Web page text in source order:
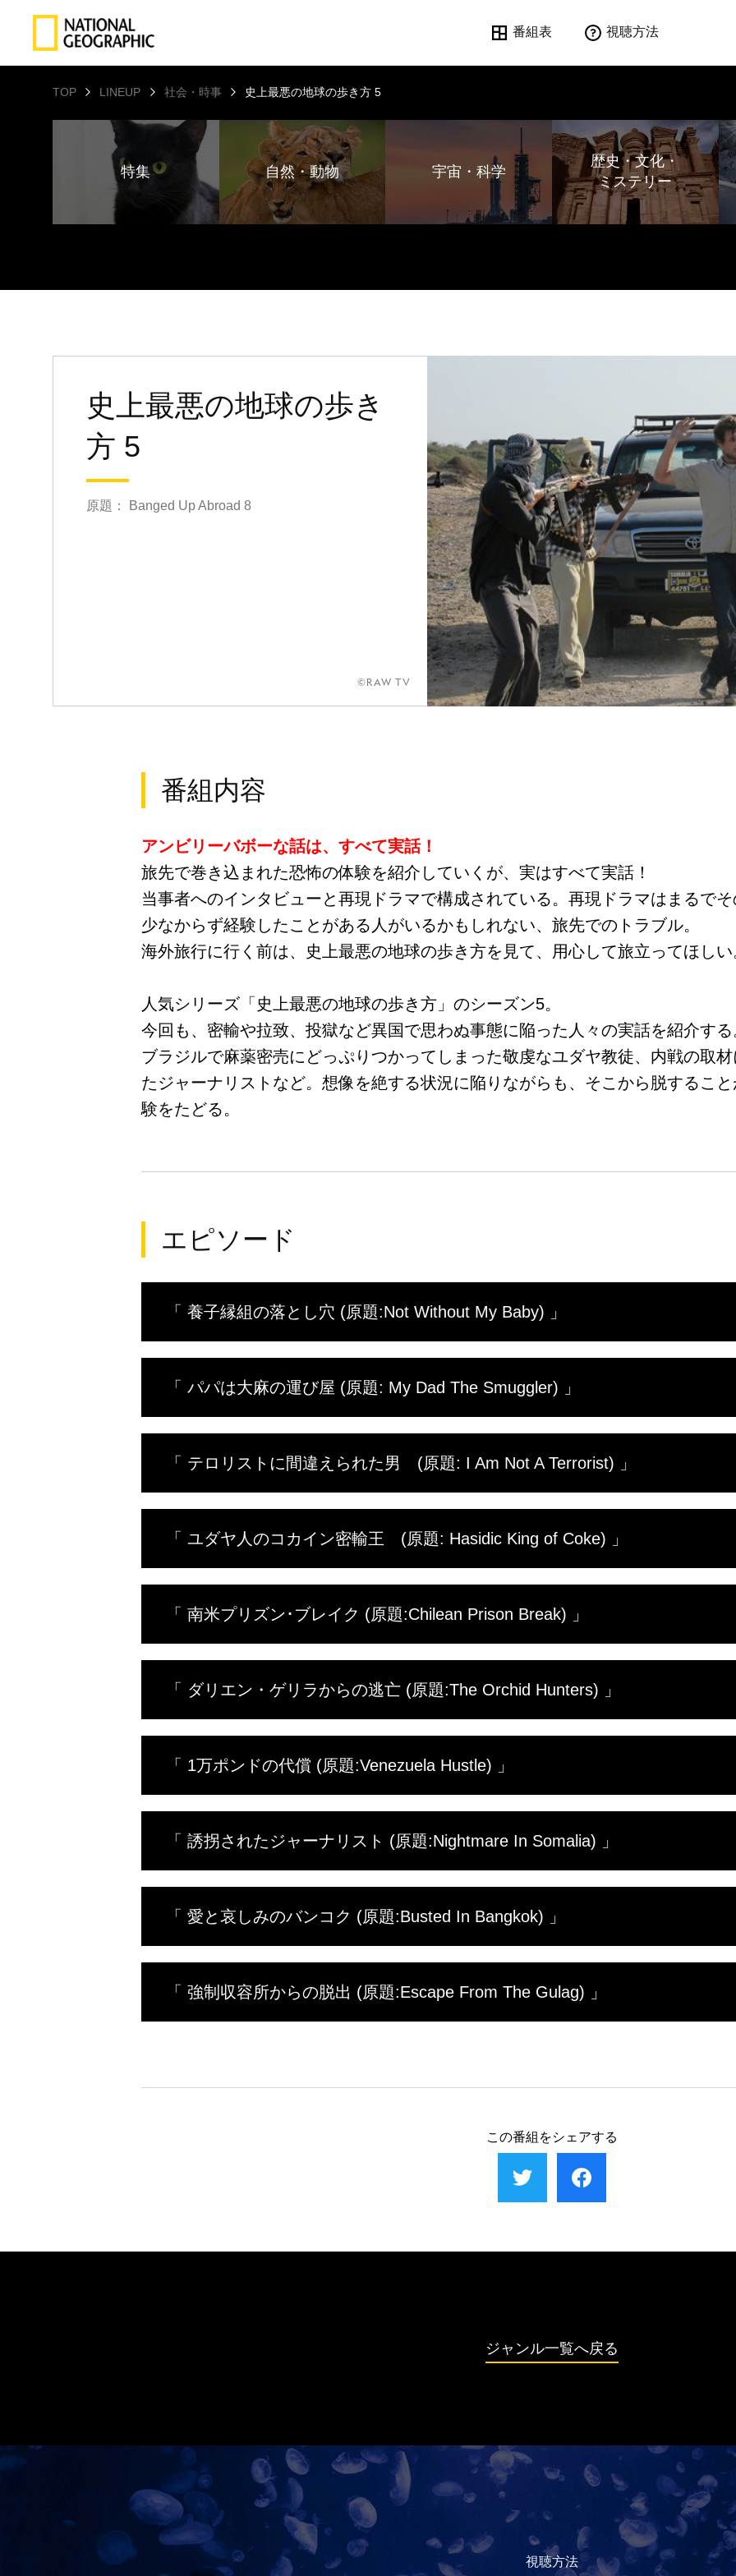
番組表 視聴方法
TOP LINEUP 社会・時事 史上最悪の地球の歩き方 5
特集 自然・動物 宇宙・科学
歴史・文化・
ミステリー
史上最悪の地球の歩き
方 5
原題： Banged Up Abroad 8
©RAW TV
番組内容
アンビリーバボーな話は、すべて実話！
旅先で巻き込まれた恐怖の体験を紹介していくが、実はすべて実話！
当事者へのインタビューと再現ドラマで構成されている。再現ドラマはまるでそ
少なからず経験したことがある人がいるかもしれない、旅先でのトラブル。
海外旅行に行く前は、史上最悪の地球の歩き方を見て、用心して旅立ってほしい
人気シリーズ「史上最悪の地球の歩き方」のシーズン5。
今回も、密輸や拉致、投獄など異国で思わぬ事態に陥った人々の実話を紹介する
ブラジルで麻薬密売にどっぷりつかってしまった敬虔なユダヤ教徒、内戦の取
たジャーナリストなど。想像を絶する状況に陥りながらも、そこから脱するこ
験をたどる。
エピソード
「 養子縁組の落とし穴 (原題:Not Without My Baby) 」
める。40代のスーザンは子どもを持つ夢を諦めきれず、養子を迎えることを決断。生後
人の幸せな日々が始まるはずだった。しかし養子縁組に必要な書類がそろわない。そん
さなウソをつく。これが発端となり、事態は思いもよらぬ展開に。
「 パパは大麻の運び屋 (原題: My Dad The Smuggler) 」
コットに内緒で20キロの大麻を密輸する計画を立てていたのだ。結局、大麻所持が発覚
ーはそのまま身柄を拘束されるが、スコットは釈放される。その手には当局の追及を逃
に弁護士を雇おうと、残された大麻を換金すべく単身東京に向かうのだった。
「 テロリストに間違えられた男 (原題: I Am Not A Terrorist) 」
ム。遊ぶ金欲しさと、娘の養育費を稼ぐ目的でコカインの密輸に手を染めていく。コカ
グアを出国しようとするデュエインだったが、空港の身体検査の際に、爆弾を所持した
を持った警備員たちに突如取り囲まれてしまう。果たして彼の運命は？
「 ユダヤ人のコカイン密輸王 (原題: Hasidic King of Coke) 」
ントされる。ブラジルでは知人宛の荷物を託されたが、それはコカインだった。違法薬
ミュエルは取引額の大きさに興味を覚え、自ら取引を始める。やがてブラジルに移り住
ギャングとの抗争で状況は一変。悪夢の日々が始まる。
「 南米プリズン･ブレイク (原題:Chilean Prison Break) 」
薬物のとりこに…。金欲しさに薬物取引の仲介役を引き受けるが、訪れたチリで逮捕され
ち構えていたのはクレイジーな囚人たち。耐えられなくなったトムは、チョスコという
てトムは、無事に脱獄を果たし、元の平穏な生活を取り戻せるだろうか？
「 ダリエン・ゲリラからの逃亡 (原題:The Orchid Hunters) 」
近にあるダリエン地峡の横断を試みるが、途中でゲリラグループに拉致され、身代金目
を企てるが、思わぬ原因で断念。ところが監禁から9ヵ月後、２人はなぜか解放される。
が、彼らには更なる試練が待ち受けていた。果たして２人の運命は？
「 1万ポンドの代償 (原題:Venezuela Hustle) 」
エラの空港で逮捕されてしまう。待っていたのは刑務所内での地獄の日々だった。数年
活に嫌気が差し、国外への逃亡を決意する。しかし、逃亡の手引きを依頼した相手から
密輸を手伝うことだった。果たしてポールの運命は？
「 誘拐されたジャーナリスト (原題:Nightmare In Somalia) 」
訪れた。７日間の滞在予定が半分ほど過ぎたある日、２人は暫定政府が治める地域の外
た護衛要員は、途中で車を降りてしまった。ほどなくして車は武装集団に取り囲まれ、
の家族に身代金を要求。２人にとって地獄の日々が始まる。
「 愛と哀しみのバンコク (原題:Busted In Bangkok) 」
みに暮れる彼女は、知り合いから麻薬の運び屋をやらないかと誘われ、投げやりな気持
は東南アジアのタイ。麻薬の密輸で死刑に問われることもある国だ。そんなこととは知
「 強制収容所からの脱出 (原題:Escape From The Gulag) 」
この番組をシェアする
ジャンル一覧へ戻る
視聴方法